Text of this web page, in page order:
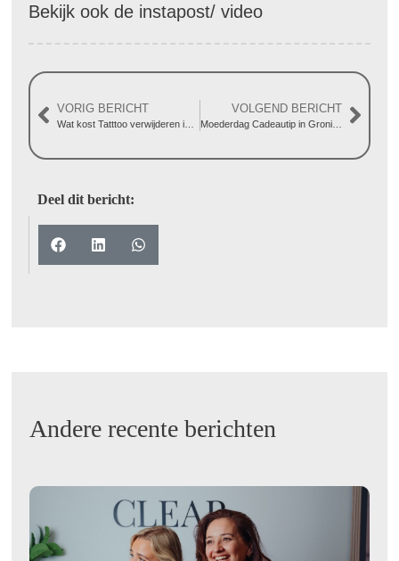
Bekijk ook de instapost/ video
VORIG BERICHT
Wat kost Tatttoo verwijderen in Groningen bij Clear?
VOLGEND BERICHT
Moederdag Cadeautip in Groningen: Geef haar een stralende huid
Deel dit bericht:
Andere recente berichten